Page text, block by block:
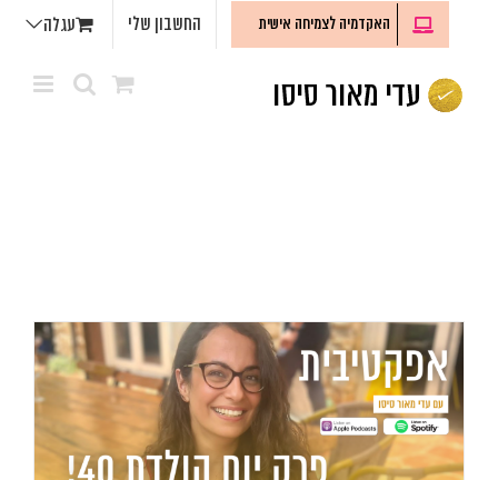
האקדמיה לצמיחה אישית החשבון שלי עגלה